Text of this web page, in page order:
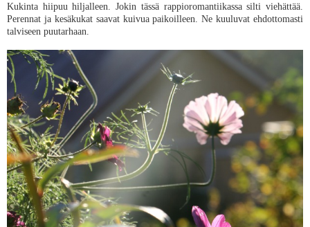
Kukinta hiipuu hiljalleen. Jokin tässä rappioromantiikassa silti viehättää.
Perennat ja kesäkukat saavat kuivua paikoilleen. Ne kuuluvat ehdottomasti
talviseen puutarhaan.